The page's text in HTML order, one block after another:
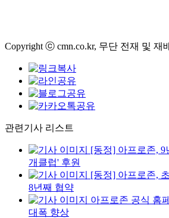
Copyright ⓒ cmn.co.kr, 무단 전재 및 재
관련기사 리스트
[동정] 아프로존,
개클럽' 후원
[동정] 아프로존,
8년째 협약
아프로존 공식 홈
대폭 향상